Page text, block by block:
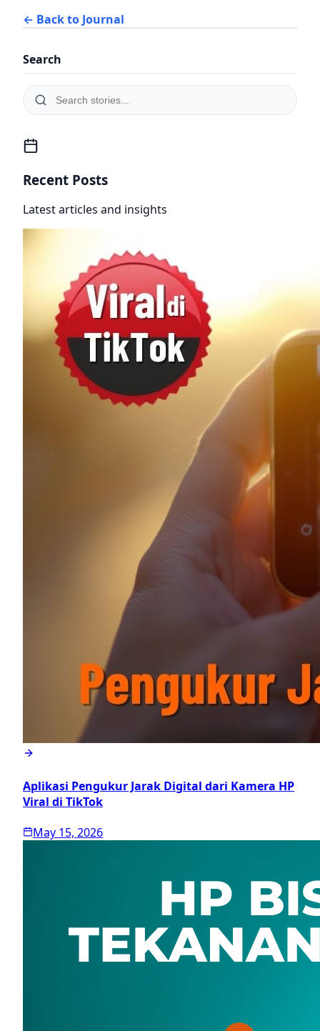
← Back to Journal
Search
Recent Posts
Latest articles and insights
Aplikasi Pengukur Jarak Digital dari Kamera HP
Viral di TikTok
May 15, 2026